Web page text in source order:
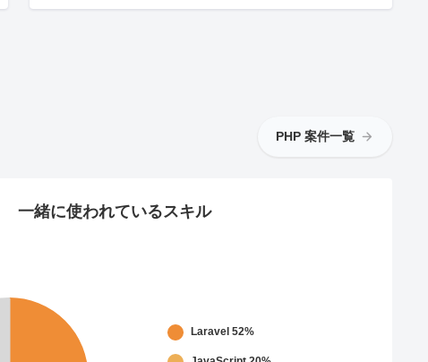
PHP 案件一覧
一緒に使われているスキル
Laravel 52%